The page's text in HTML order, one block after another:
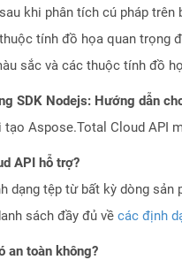
khi phân tích cú pháp
tính đồ họa quan
sắc và các thuộc tính đồ
SDK Nodejs: Hướng dẫn
Aspose.Total Cloud API
API hỗ trợ?
tệp từ bất kỳ dòng sản
sách đầy đủ về các định
an toàn không?